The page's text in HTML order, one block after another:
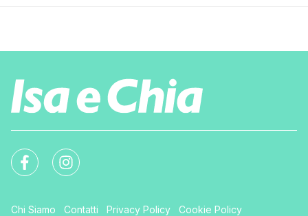
Chi Siamo Contatti Privacy Policy Cookie Policy